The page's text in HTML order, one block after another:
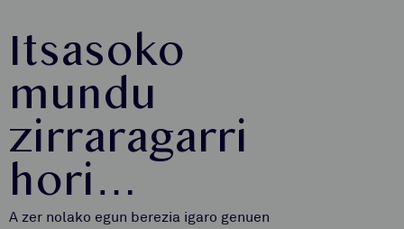
Itsasoko
mundu
zirraragarri
hori…
A zer nolako egun berezia igaro genuen